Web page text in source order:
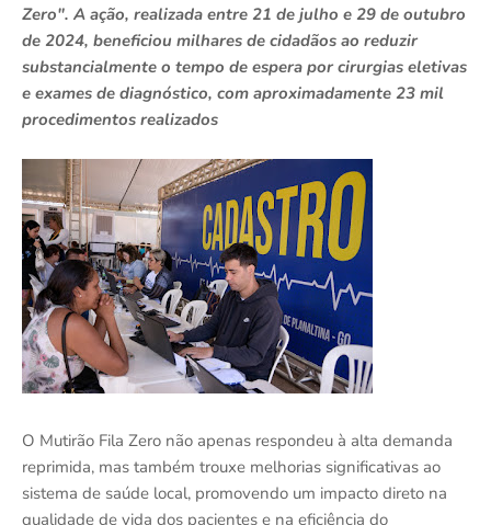
Zero". A ação, realizada entre 21 de julho e 29 de outubro
de 2024, beneficiou milhares de cidadãos ao reduzir
substancialmente o tempo de espera por cirurgias eletivas
e exames de diagnóstico, com aproximadamente 23 mil
procedimentos realizados
O Mutirão Fila Zero não apenas respondeu à alta demanda
reprimida, mas também trouxe melhorias significativas ao
sistema de saúde local, promovendo um impacto direto na
qualidade de vida dos pacientes e na eficiência do